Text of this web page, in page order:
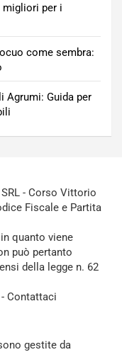
migliori per i
come sembra:
Agrumi: Guida per
- Corso Vittorio
Fiscale e Partita
quanto viene
può pertanto
della legge n. 62
Contattaci
gestite da